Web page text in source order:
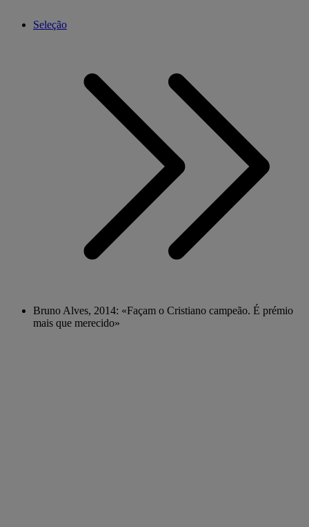
Seleção
Bruno Alves, 2014: «Façam o Cristiano campeão. É prémio
mais que merecido»